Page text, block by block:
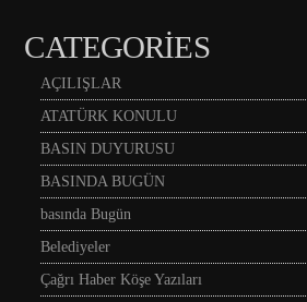
CATEGORIES
AÇILIŞLAR
ATATÜRK KONULU
BASIN DUYURUSU
BASINDA BUGÜN
basında Bugün
Belediyeler
Çağrı Haber Köşe Yazıları